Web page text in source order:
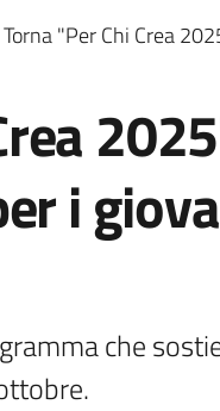
Torna "Per Chi Crea
i
che